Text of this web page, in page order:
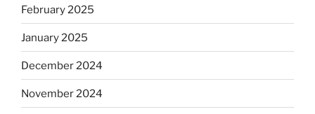
February 2025
January 2025
December 2024
November 2024